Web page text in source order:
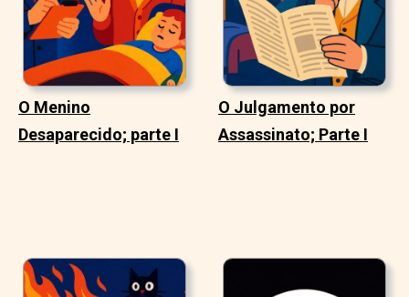
O Menino
Desaparecido; parte I
O Julgamento por
Assassinato; Parte I